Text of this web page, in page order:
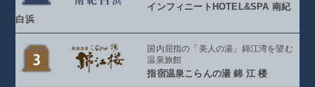
インフィニート HOTEL&SPA 南紀
白浜
国内屈指の「美人の湯」 錦江湾を望む
温泉旅館
指宿温泉こらんの湯錦 江 楼